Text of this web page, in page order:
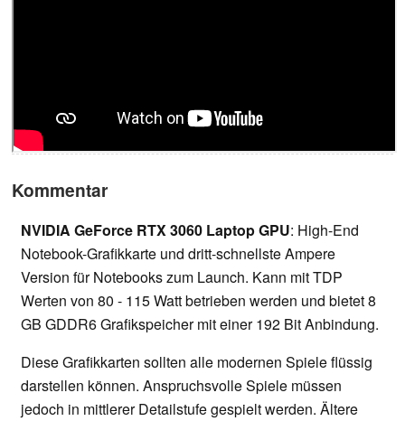
Kommentar
NVIDIA GeForce RTX 3060 Laptop GPU: High-End
Notebook-Grafikkarte und dritt-schnellste Ampere
Version für Notebooks zum Launch. Kann mit TDP
Werten von 80 - 115 Watt betrieben werden und bietet 8
GB GDDR6 Grafikspeicher mit einer 192 Bit Anbindung.
Diese Grafikkarten sollten alle modernen Spiele flüssig
darstellen können. Anspruchsvolle Spiele müssen
jedoch in mittlerer Detailstufe gespielt werden. Ältere